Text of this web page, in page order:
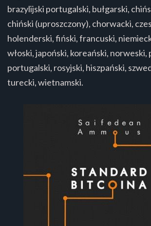
brazylijski portugalski, bułgarski,
chiński (uproszczony), chorwacki,
holenderski, fiński, francuski,
włoski, japoński, koreański, norweski,
portugalski, rosyjski, hiszpański,
turecki, wietnamski.